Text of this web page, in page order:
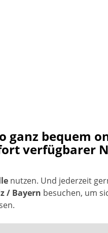
ganz bequem
verfügbarer
nutzen. Und jederzeit
/ Bayern besuchen, um